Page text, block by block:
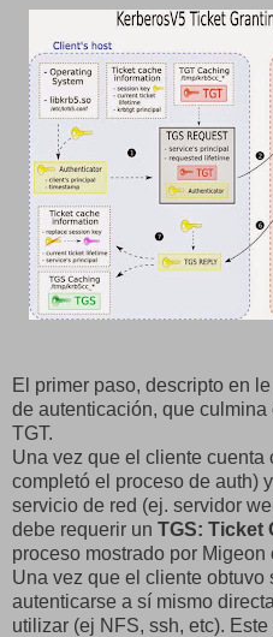
El primer paso, descripto en
de autenticación, que
TGT.
Una vez que el cliente cuenta
completó el proceso de auth)
servicio de red (ej. servidor
debe requerir un TGS: Ticket
proceso mostrado por
Una vez que el cliente obtuvo
autenticarse a sí mismo
utilizar (ej NFS, ssh, etc).